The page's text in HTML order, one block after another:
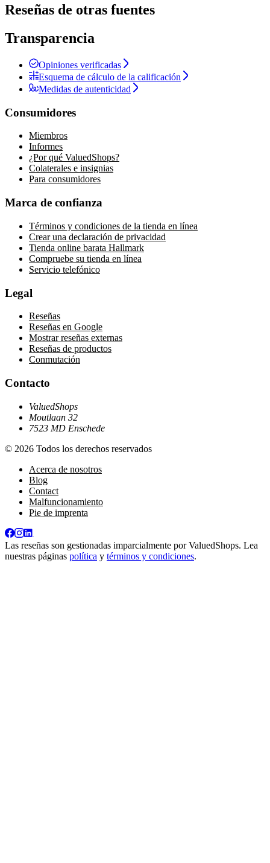
Reseñas de otras fuentes
Transparencia
Opiniones verificadas
Esquema de cálculo de la calificación
Medidas de autenticidad
Consumidores
Miembros
Informes
¿Por qué ValuedShops?
Colaterales e insignias
Para consumidores
Marca de confianza
Términos y condiciones de la tienda en línea
Crear una declaración de privacidad
Tienda online barata Hallmark
Compruebe su tienda en línea
Servicio telefónico
Legal
Reseñas
Reseñas en Google
Mostrar reseñas externas
Reseñas de productos
Conmutación
Contacto
ValuedShops
Moutlaan 32
7523 MD Enschede
© 2026 Todos los derechos reservados
Acerca de nosotros
Blog
Contact
Malfuncionamiento
Pie de imprenta
Las reseñas son gestionadas imparcialmente porValuedShops. Lea
nuestras páginas política y términos y condiciones.